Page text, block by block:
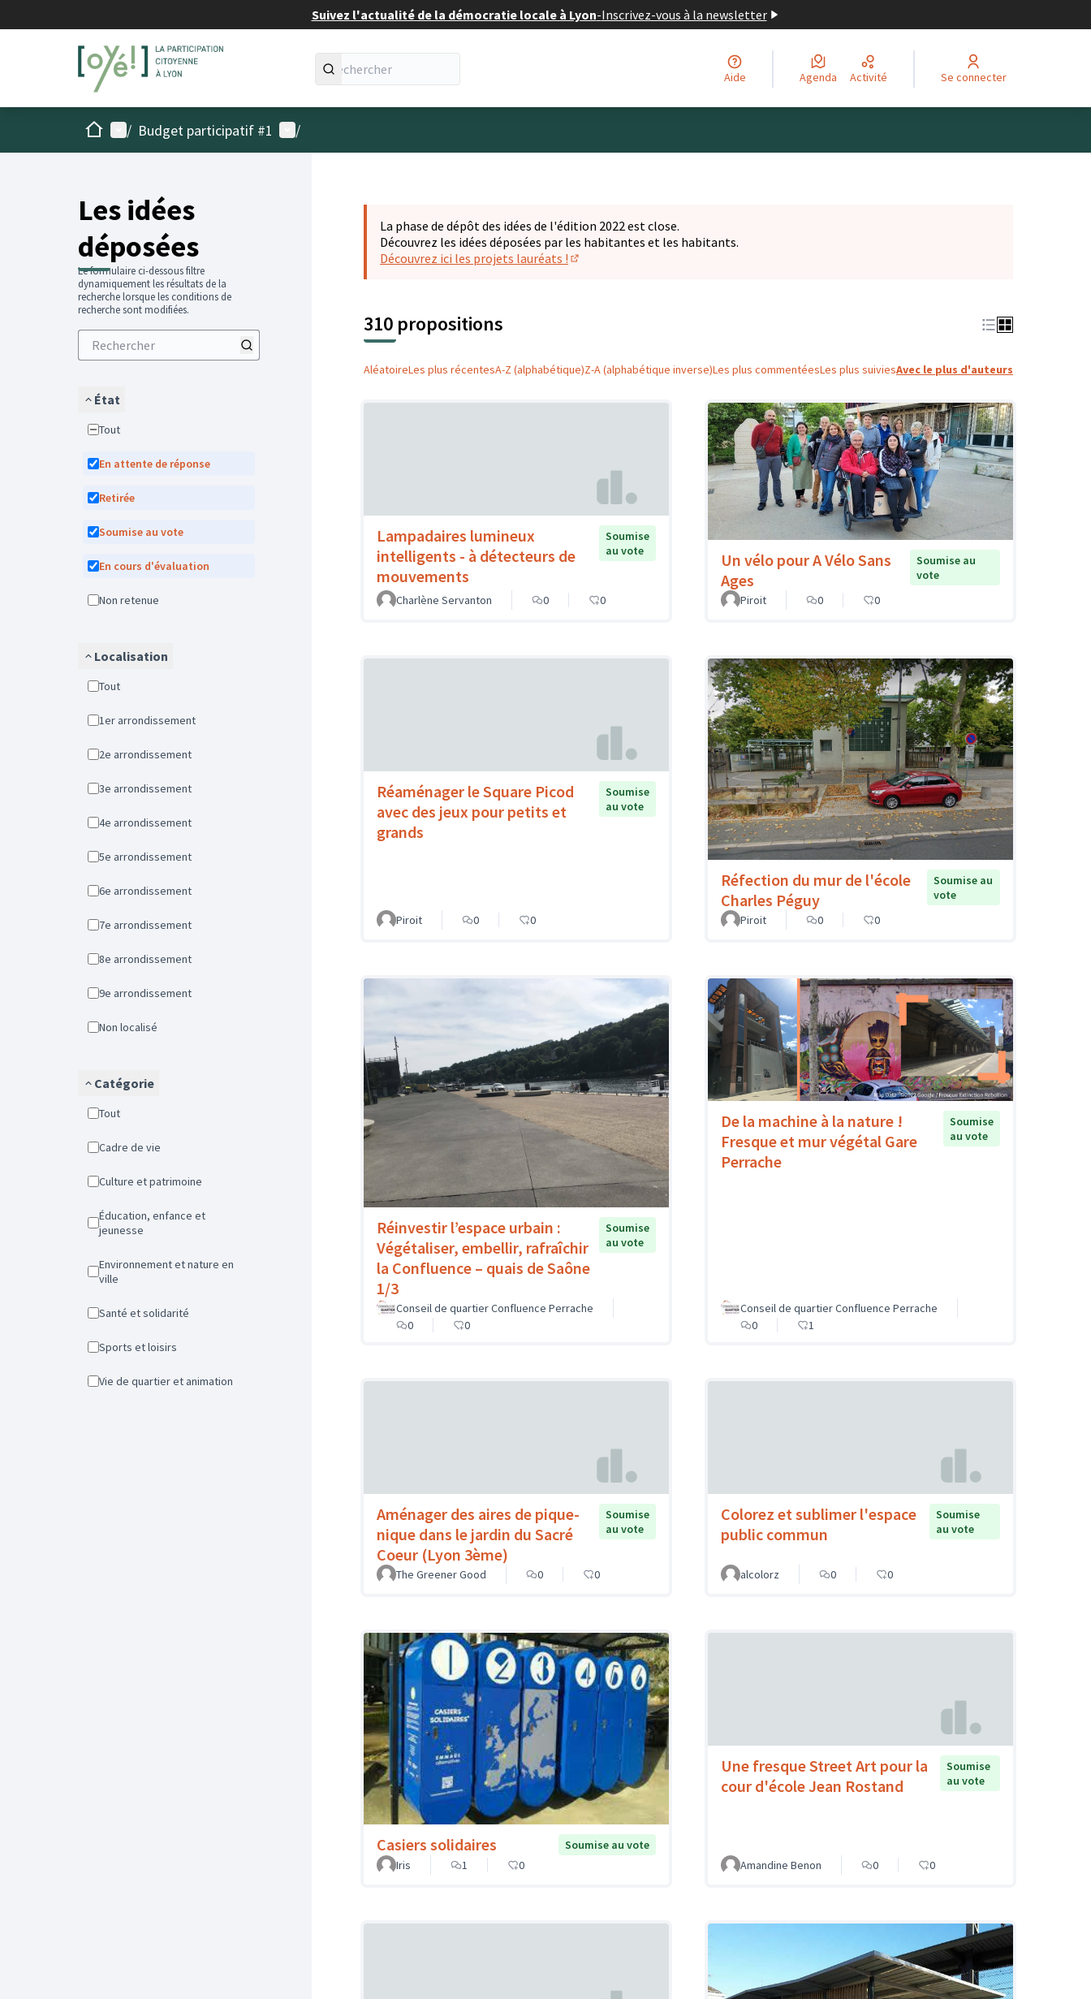
Suivez l'actualité de la démocratie locale à Lyon-Inscrivez-vous à la newsletter
Aide Agenda Activité Se connecter
AccueilMenu principal
/ Budget participatif #1 Menu utilisateur
/
Les idées
déposées
Le formulaire ci-dessous filtre
dynamiquement les résultats de la
recherche lorsque les conditions de
recherche sont modifiées.
État
Tout
En attente de réponse
Retirée
Soumise au vote
En cours d'évaluation
Non retenue
Localisation
Tout
1er arrondissement
2e arrondissement
3e arrondissement
4e arrondissement
5e arrondissement
6e arrondissement
7e arrondissement
8e arrondissement
9e arrondissement
Non localisé
Catégorie
Tout
Cadre de vie
Culture et patrimoine
Éducation, enfance et
jeunesse
Environnement et nature en
ville
Santé et solidarité
Sports et loisirs
Vie de quartier et animation
La phase de dépôt des idées de l'édition 2022 est close.
Découvrez les idées déposées par les habitantes et les habitants.
Découvrez ici les projets lauréats !
310 propositions
AléatoireLes plus récentesA-Z (alphabétique)Z-A (alphabétique inverse)Les plus commentéesLes plus suiviesAvec le plus d'auteurs
Lampadaires lumineux
intelligents - à détecteurs de
mouvements
Soumise
au vote
Charlène Servanton 0 0
Un vélo pour A Vélo Sans
Ages
Soumise au
vote
Piroit
0 0
Réaménager le Square Picod
avec des jeux pour petits et
grands
Soumise
au vote
Piroit 0 0
Réfection du mur de l'école
Charles Péguy
Soumise au
vote
Piroit
0 0
Réinvestir l’espace urbain :
Végétaliser, embellir, rafraîchir
la Confluence – quais de Saône
1/3
Soumise
au vote
Conseil de quartier Confluence Perrache
0
0
De la machine à la nature !
Fresque et mur végétal Gare
Perrache
Soumise
au vote
Conseil de quartier Confluence Perrache
0
1
Aménager des aires de pique-
nique dans le jardin du Sacré
Coeur (Lyon 3ème)
Soumise
au vote
The Greener Good 0 0
Colorez et sublimer l'espace
public commun
Soumise
au vote
alcolorz 0 0
Casiers solidaires
Soumise au vote
Iris
1 0
Une fresque Street Art pour la
cour d'école Jean Rostand
Soumise
au vote
Amandine Benon 0 0